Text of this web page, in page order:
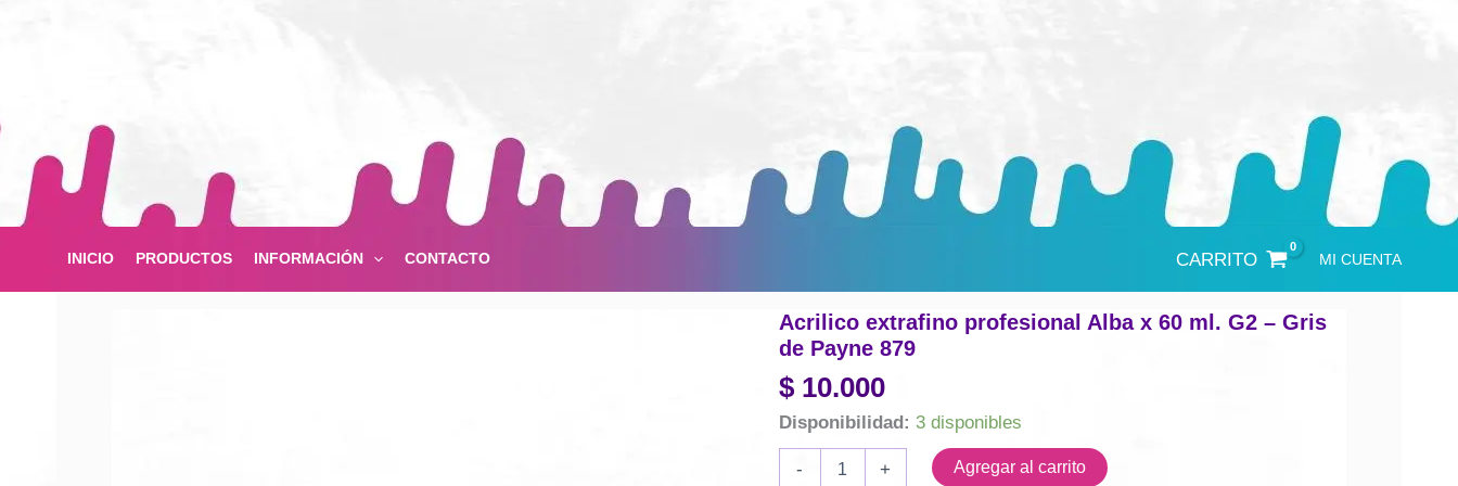
INICIO PRODUCTOS INFORMACIÓN CONTACTO CARRITO MI CUENTA
Acrilico extrafino profesional Alba x 60 ml. G2 – Gris
de Payne 879
$10.000
Disponibilidad: 3 disponibles
- + Agregar al carrito